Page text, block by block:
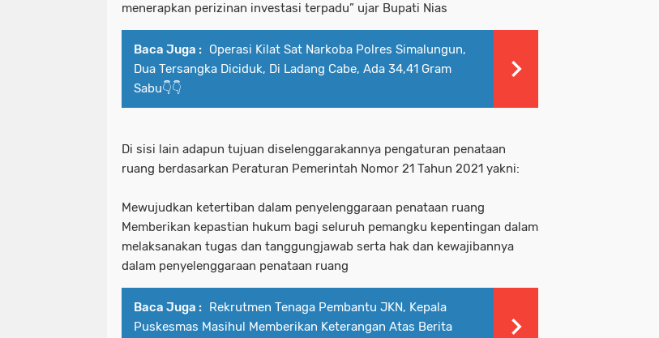
menerapkan perizinan investasi terpadu” ujar Bupati Nias
Baca Juga : Operasi Kilat Sat Narkoba Polres Simalungun,
Dua Tersangka Diciduk, Di Ladang Cabe, Ada 34,41 Gram
Sabu👇👇
Di sisi lain adapun tujuan diselenggarakannya pengaturan penataan
ruang berdasarkan Peraturan Pemerintah Nomor 21 Tahun 2021 yakni:
Mewujudkan ketertiban dalam penyelenggaraan penataan ruang
Memberikan kepastian hukum bagi seluruh pemangku kepentingan dalam
melaksanakan tugas dan tanggungjawab serta hak dan kewajibannya
dalam penyelenggaraan penataan ruang
Baca Juga :
Rekrutmen Tenaga Pembantu JKN, Kepala
Puskesmas Masihul Memberikan Keterangan Atas Berita